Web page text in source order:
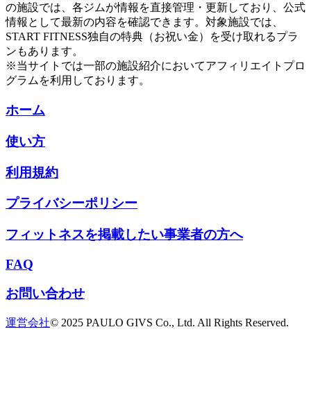
の施設では、各ジムが情報を直接管理・更新しており、公式
情報として最新の内容を確認できます。対象施設では、
START FITNESS独自の特典（お祝い金）を受け取れるプラ
ンもあります。
※当サイトでは一部の施設紹介においてアフィリエイトプロ
グラムを利用しております。
ホーム
使い方
利用規約
プライバシーポリシー
フィットネスを掲載したい事業者の方へ
FAQ
お問い合わせ
運営会社© 2025 PAULO GIVS Co., Ltd. All Rights Reserved.